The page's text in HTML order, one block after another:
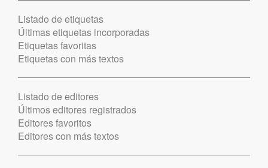
Listado de etiquetas
Últimas etiquetas incorporadas
Etiquetas favoritas
Etiquetas con más textos
Listado de editores
Últimos editores registrados
Editores favoritos
Editores con más textos